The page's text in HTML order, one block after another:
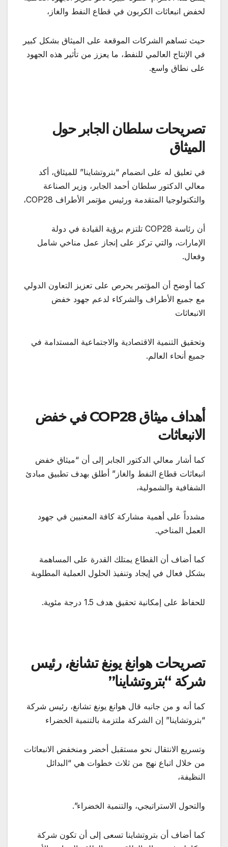
لخفض انبعاثات الكربون في قطاع النفط والغاز،
حيث تساهم الشركات الموقعة على الميثاق بشكل كبير
في الإنتاج العالمي للنفط، ما يعزز من تأثير هذه الجهود
على نطاق واسع.
تصريحات سلطان الجابر حول
الميثاق
في تعليق له على انضمام “بتروتشاينا” للميثاق، أكد
معالي الدكتور سلطان أحمد الجابر، وزير الصناعة
والتكنولوجيا المتقدمة ورئيس مؤتمر الأطراف COP28،
أن رئاسة COP28 تلتزم برؤية القيادة في دولة
الإمارات، والتي تركز على إنجاز عمل مناخي شامل
وفعال.
كما أوضح أن المؤتمر يحرص على تعزيز التعاون الدولي
مع جميع الأطراف والشركاء لدعم جهود خفض
الانبعاثات
وتحقيق التنمية الاقتصادية والاجتماعية المستدامة في
جميع أنحاء العالم.
أهداف ميثاق COP28 في خفض
الانبعاثات
كما أشار معالي الدكتور الجابر إلى أن “ميثاق خفض
انبعاثات قطاع النفط والغاز” أطلق بهدف تطبيق مبادئ
الشفافية والشمولية،
مشدداً على أهمية مشاركة كافة المعنيين في جهود
العمل المناخي.
كما أضاف أن القطاع يمتلك القدرة على المساهمة
بشكل فعال في إيجاد وتنفيذ الحلول العملية المطلوبة
للحفاظ على إمكانية تحقيق هدف 1.5 درجة مئوية.
تصريحات هوانغ يونغ تشانغ، رئيس
شركة “بتروتشاينا”
كما أنه و من جانبه قال هوانغ يونغ تشانغ، رئيس شركة
“بتروتشاينا” إن الشركة ملتزمة بالتنمية الخضراء
وتسريع الانتقال نحو مستقبل أخضر ومنخفض الانبعاثات
من خلال اتباع نهج من ثلاث خطوات هي “البدائل
النظيفة،
والتحول الاستراتيجي، والتنمية الخضراء”.
كما أضاف أن بتروتشاينا تسعى إلى أن تكون شركة